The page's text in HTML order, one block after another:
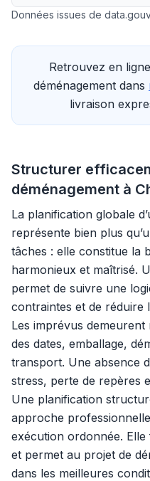
Données issues de
Retrouvez en
déménagement dans
livraison
Structurer
déménagement à
La planification globale
représente bien plus
tâches : elle constitue la
harmonieux et maîtrisé.
permet de suivre une
contraintes et de réduire
Les imprévus
des dates, emballage,
transport. Une absence
stress, perte de repères
Une planification
approche
exécution ordonnée. Elle
et permet au projet de
dans les meilleures